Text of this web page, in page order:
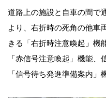
道路上の施設と自車の間で
より、右折時の死角の他車
きる「右折時注意喚起」機
「赤信号注意喚起」機能、
「信号待ち発進準備案内」